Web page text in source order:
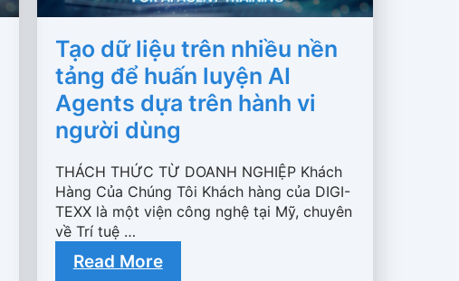
Tạo dữ liệu trên nhiều nền
tảng để huấn luyện AI
Agents dựa trên hành vi
người dùng
THÁCH THỨC TỪ DOANH NGHIỆP Khách
Hàng Của Chúng Tôi Khách hàng của DIGI-
TEXX là một viện công nghệ tại Mỹ, chuyên
về Trí tuệ …
Read More